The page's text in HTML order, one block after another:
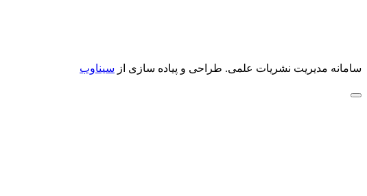
سامانه مدیریت نشریات علمی. طراحی و پیاده سازی از سیناوب